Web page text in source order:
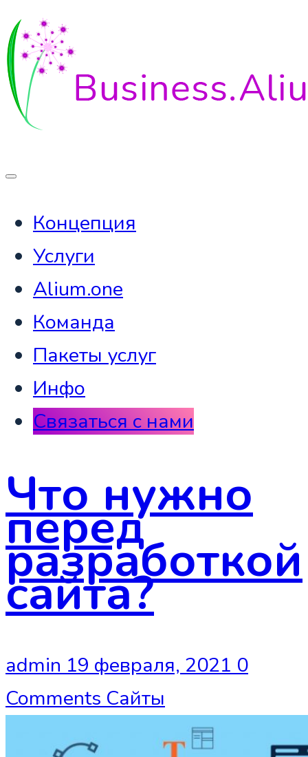
Концепция
Услуги
Alium.one
Команда
Пакеты услуг
Инфо
Связаться с нами
Что нужно
перед
разработкой
сайта?
admin 19 февраля, 2021 0
Comments Сайты